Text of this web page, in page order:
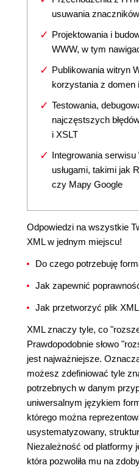
usuwania
Projektowania i
WWW, w tym
Publikowania witryn
korzystania z domen
Testowania,
najczęstszych
i XSLT
Integrowania
usługami, takimi jak
czy Mapy Google
Odpowiedzi na wszystkie
XML w jednym miejscu!
Do czego potrzebuję
Jak zapewnić
Jak przetworzyć plik
XML znaczy tyle, co
Prawdopodobnie słowo
jest najważniejsze.
możesz zdefiniować tyle
potrzebnych w danym
uniwersalnym językiem
którego można
usystematyzowany,
Niezależność od platformy
która pozwoliła mu na